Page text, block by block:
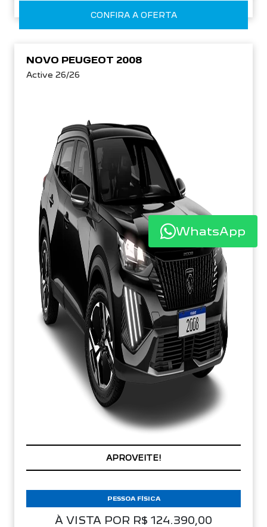
CONFIRA A OFERTA
NOVO PEUGEOT 2008
Active 26/26
PREÇOS REDUZIDOS
À VISTA POR R$ 124.390,00
PESSOA FÍSICA
WhatsApp